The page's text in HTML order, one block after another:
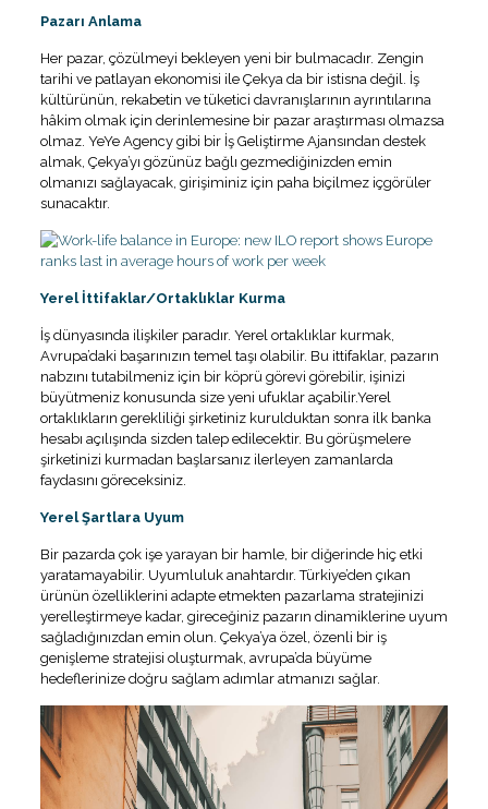
Pazarı Anlama
Her pazar, çözülmeyi bekleyen yeni bir bulmacadır. Zengin
tarihi ve patlayan ekonomisi ile Çekya da bir istisna değil. İş
kültürünün, rekabetin ve tüketici davranışlarının ayrıntılarına
hâkim olmak için derinlemesine bir pazar araştırması olmazsa
olmaz. YeYe Agency gibi bir İş Geliştirme Ajansından destek
almak, Çekya’yı gözünüz bağlı gezmediğinizden emin
olmanızı sağlayacak, girişiminiz için paha biçilmez içgörüler
sunacaktır.
Yerel İttifaklar/Ortaklıklar Kurma
İş dünyasında ilişkiler paradır. Yerel ortaklıklar kurmak,
Avrupa’daki başarınızın temel taşı olabilir. Bu ittifaklar, pazarın
nabzını tutabilmeniz için bir köprü görevi görebilir, işinizi
büyütmeniz konusunda size yeni ufuklar açabilir.Yerel
ortaklıkların gerekliliği şirketiniz kurulduktan sonra ilk banka
hesabı açılışında sizden talep edilecektir. Bu görüşmelere
şirketinizi kurmadan başlarsanız ilerleyen zamanlarda
faydasını göreceksiniz.
Yerel Şartlara Uyum
Bir pazarda çok işe yarayan bir hamle, bir diğerinde hiç etki
yaratamayabilir. Uyumluluk anahtardır. Türkiye’den çıkan
ürünün özelliklerini adapte etmekten pazarlama stratejinizi
yerelleştirmeye kadar, gireceğiniz pazarın dinamiklerine uyum
sağladığınızdan emin olun. Çekya’ya özel, özenli bir iş
genişleme stratejisi oluşturmak, avrupa’da büyüme
hedeflerinize doğru sağlam adımlar atmanızı sağlar.